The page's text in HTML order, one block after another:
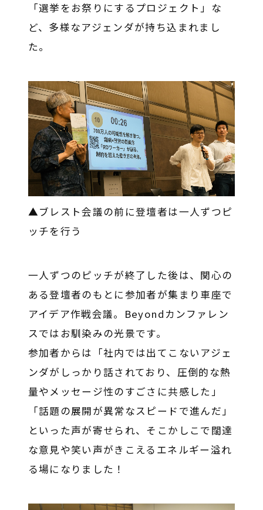
「選挙をお祭りにするプロジェクト」な
ど、多様なアジェンダが持ち込まれまし
た。
▲ブレスト会議の前に登壇者は一人ずつピ
ッチを行う
一人ずつのピッチが終了した後は、関心の
ある登壇者のもとに参加者が集まり車座で
アイデア作戦会議。Beyondカンファレン
スではお馴染みの光景です。
参加者からは「社内では出てこないアジェ
ンダがしっかり話されており、圧倒的な熱
量やメッセージ性のすごさに共感した」
「話題の展開が異常なスピードで進んだ」
といった声が寄せられ、そこかしこで闊達
な意見や笑い声がきこえるエネルギー溢れ
る場になりました！